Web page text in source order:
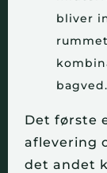
bliver
Det første
aflevering
det andet